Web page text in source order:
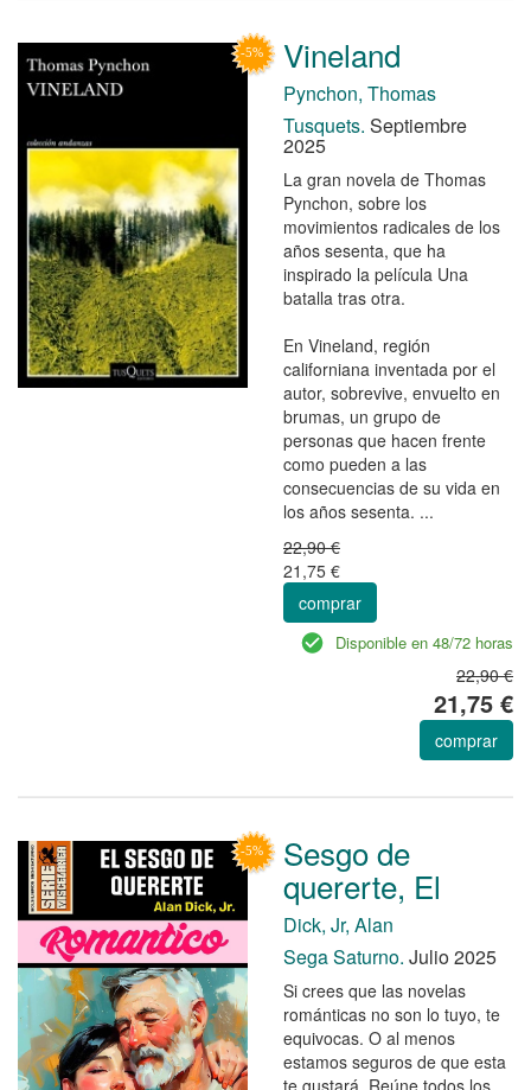
Vineland
Pynchon, Thomas
Tusquets. Septiembre
2025
La gran novela de Thomas
Pynchon, sobre los
movimientos radicales de los
años sesenta, que ha
inspirado la película Una
batalla tras otra.
En Vineland, región
californiana inventada por el
autor, sobrevive, envuelto en
brumas, un grupo de
personas que hacen frente
como pueden a las
consecuencias de su vida en
los años sesenta. ...
22,90 €
21,75 €
comprar
Disponible en 48/72 horas
22,90 €
21,75 €
comprar
Sesgo de
quererte, El
Dick, Jr, Alan
Sega Saturno. Julio 2025
Si crees que las novelas
románticas no son lo tuyo, te
equivocas. O al menos
estamos seguros de que esta
te gustará. Reúne todos los